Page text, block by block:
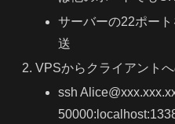
サーバーの22ポー
送
VPSからクライアント
ssh